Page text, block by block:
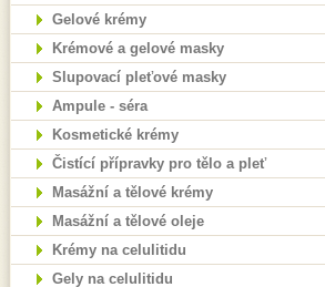
Gelové krémy
Krémové a gelové masky
Slupovací pleťové masky
Ampule - séra
Kosmetické krémy
Čistící přípravky pro tělo a pleť
Masážní a tělové krémy
Masážní a tělové oleje
Krémy na celulitidu
Gely na celulitidu